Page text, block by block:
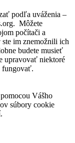
podľa uváženia –
Môžete
počítači a
im znemožnili ich
budete musieť
upravovať niektoré
fungovať.
Vášho
súbory cookie